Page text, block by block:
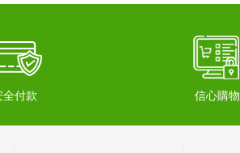
全付款 信心購物